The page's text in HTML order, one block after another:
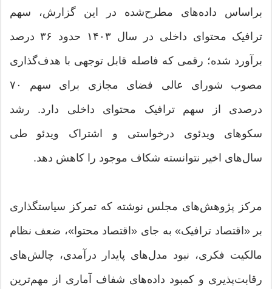
براساس داده‌های مطرح‌شده در این گزارش، سهم
ترافیک محتوای داخلی در سال ۱۴۰۳ حدود ۳۶ درصد
برآورد شده؛ رقمی که فاصله قابل توجهی با هدف‌گذاری
مصوب شورای عالی فضای مجازی برای سهم ۷۰
درصدی از سهم ترافیک محتوای داخلی دارد. رشد
سکوهای ویدئوی درخواستی و اشتراک ویدئو طی
سال‌های اخیر نتوانسته شکاف موجود را کاهش دهد.
مرکز پژوهش‌های مجلس نوشته که تمرکز سیاستگذاری
بر «اقتصاد ترافیک» به جای «اقتصاد محتوا»، ضعف نظام
مالکیت فکری، نبود مدل‌های پایدار درآمدی، چالش‌های
رقابت‌پذیری و کمبود داده‌های شفاف آماری از مهم‌ترین